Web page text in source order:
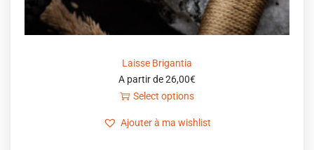
Laisse Brigantia
A partir de26,00€
Select options
Ajouter à ma wishlist